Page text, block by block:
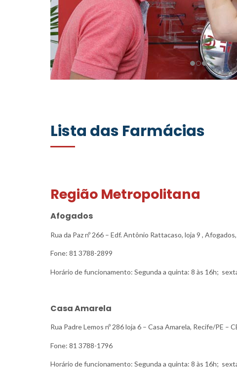
Lista das Farmácias
Região Metropolitana
Afogados
Rua da Paz nº 266 – Edf. Antônio Rattacaso, loja 9 ,
Fone: 81 3788-2899
Horário de funcionamento: Segunda a quinta: 8 às 16h;
Casa Amarela
Rua Padre Lemos nº 286 loja 6 – Casa Amarela, Recife/PE –
Fone: 81 3788-1796
Horário de funcionamento: Segunda a quinta: 8 às 16h;